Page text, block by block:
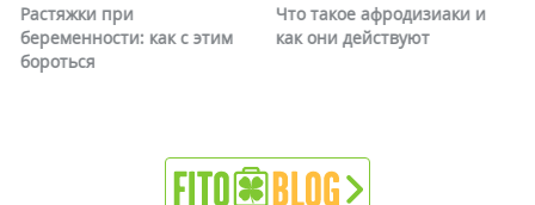
Что такое афродизиаки и
как они действуют
Почему краснеет лицо и
можно ли это убрать